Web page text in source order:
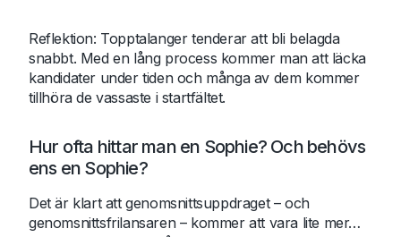
Reflektion: Topptalanger tenderar att bli belagda
snabbt. Med en lång process kommer man att läcka
kandidater under tiden och många av dem kommer
tillhöra de vassaste i startfältet.
Hur ofta hittar man en Sophie? Och behövs
ens en Sophie?
Det är klart att genomsnittsuppdraget – och
genomsnittsfrilansaren – kommer att vara lite mer…